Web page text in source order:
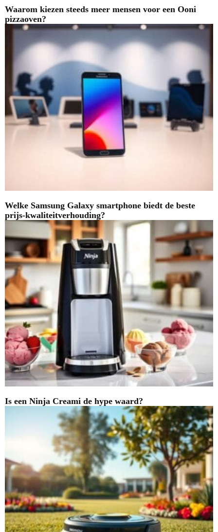
Waarom kiezen steeds meer mensen voor een Ooni
pizzaoven?
Welke Samsung Galaxy smartphone biedt de beste
prijs-kwaliteitverhouding?
Is een Ninja Creami de hype waard?